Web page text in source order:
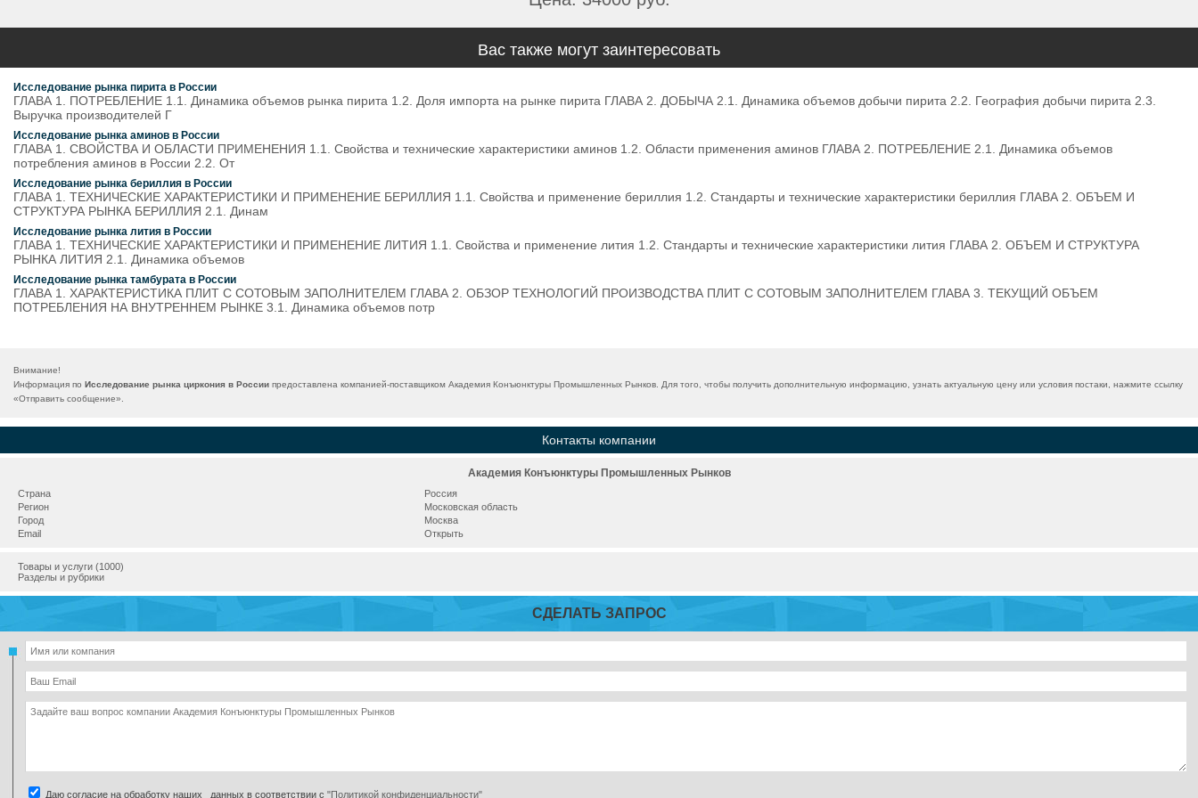
Вас также могут заинтересовать
Исследование рынка пирита в России
ГЛАВА 1. ПОТРЕБЛЕНИЕ 1.1. Динамика объемов рынка пирита 1.2. Доля импорта на рынке пирита ГЛАВА 2. ДОБЫЧА 2.1. Динамика объемов добычи пирита 2.2. География добычи пирита 2.3.
Выручка производителей Г
Исследование рынка аминов в России
ГЛАВА 1. СВОЙСТВА И ОБЛАСТИ ПРИМЕНЕНИЯ 1.1. Свойства и технические характеристики аминов 1.2. Области применения аминов ГЛАВА 2. ПОТРЕБЛЕНИЕ 2.1. Динамика объемов
потребления аминов в России 2.2. От
Исследование рынка бериллия в России
ГЛАВА 1. ТЕХНИЧЕСКИЕ ХАРАКТЕРИСТИКИ И ПРИМЕНЕНИЕ БЕРИЛЛИЯ 1.1. Свойства и применение бериллия 1.2. Стандарты и технические характеристики бериллия ГЛАВА 2. ОБЪЕМ И
СТРУКТУРА РЫНКА БЕРИЛЛИЯ 2.1. Динам
Исследование рынка лития в России
ГЛАВА 1. ТЕХНИЧЕСКИЕ ХАРАКТЕРИСТИКИ И ПРИМЕНЕНИЕ ЛИТИЯ 1.1. Свойства и применение лития 1.2. Стандарты и технические характеристики лития ГЛАВА 2. ОБЪЕМ И СТРУКТУРА
РЫНКА ЛИТИЯ 2.1. Динамика объемов
Исследование рынка тамбурата в России
ГЛАВА 1. ХАРАКТЕРИСТИКА ПЛИТ С СОТОВЫМ ЗАПОЛНИТЕЛЕМ ГЛАВА 2. ОБЗОР ТЕХНОЛОГИЙ ПРОИЗВОДСТВА ПЛИТ С СОТОВЫМ ЗАПОЛНИТЕЛЕМ ГЛАВА 3. ТЕКУЩИЙ ОБЪЕМ
ПОТРЕБЛЕНИЯ НА ВНУТРЕННЕМ РЫНКЕ 3.1. Динамика объемов потр
Внимание!
Информация по Исследование рынка циркония в России предоставлена компанией-поставщиком Академия Конъюнктуры Промышленных Рынков. Для того, чтобы получить дополнительную информацию, узнать актуальную цену или условия постаки, нажмите ссылку
«Отправить сообщение».
Контакты компании
Академия Конъюнктуры Промышленных Рынков
Страна
Россия
Регион
Московская область
Город
Москва
Email
Открыть
Товары и услуги (1000)
Разделы и рубрики
СДЕЛАТЬ ЗАПРОС
Даю согласие на обработку наших данных в соответствии с "Политикой конфиденциальности"